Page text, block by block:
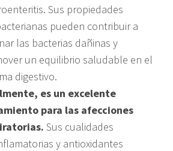
Sus propiedades
pueden contribuir a
las bacterias dañinas y
un equilibrio saludable en el
digestivo.
es un excelente
para las afecciones
Sus cualidades
y antioxidantes